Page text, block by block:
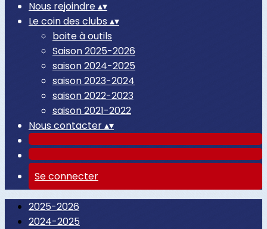
Nous rejoindre▴▾
Le coin des clubs ▴▾
boite à outils
Saison 2025-2026
saison 2024-2025
saison 2023-2024
saison 2022-2023
saison 2021-2022
Nous contacter▴▾
Se connecter
2025-2026
2024-2025